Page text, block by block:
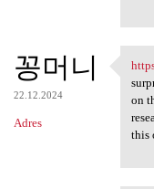
꽁머니
22.12.2024
Adres
on
this